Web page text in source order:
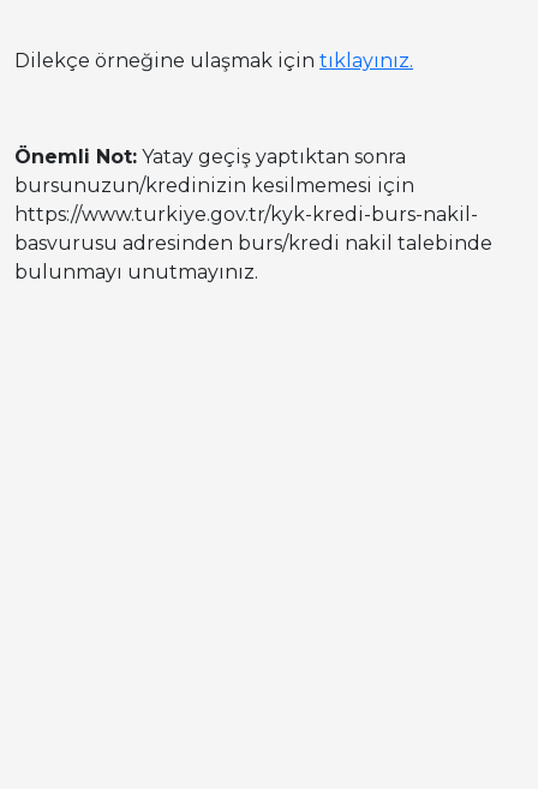
Dilekçe örneğine ulaşmak için tıklayınız.
Önemli Not: Yatay geçiş yaptıktan sonra
bursunuzun/kredinizin kesilmemesi için
https://www.turkiye.gov.tr/kyk-kredi-burs-nakil-
basvurusu adresinden burs/kredi nakil talebinde
bulunmayı unutmayınız.